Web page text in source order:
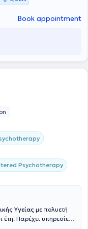
participates in
related to Mental
network of
Her aim is to
Book appointment
Psychotherapy
Υγείας με πολυετή
έτη. Παρέχει υπηρεσίες